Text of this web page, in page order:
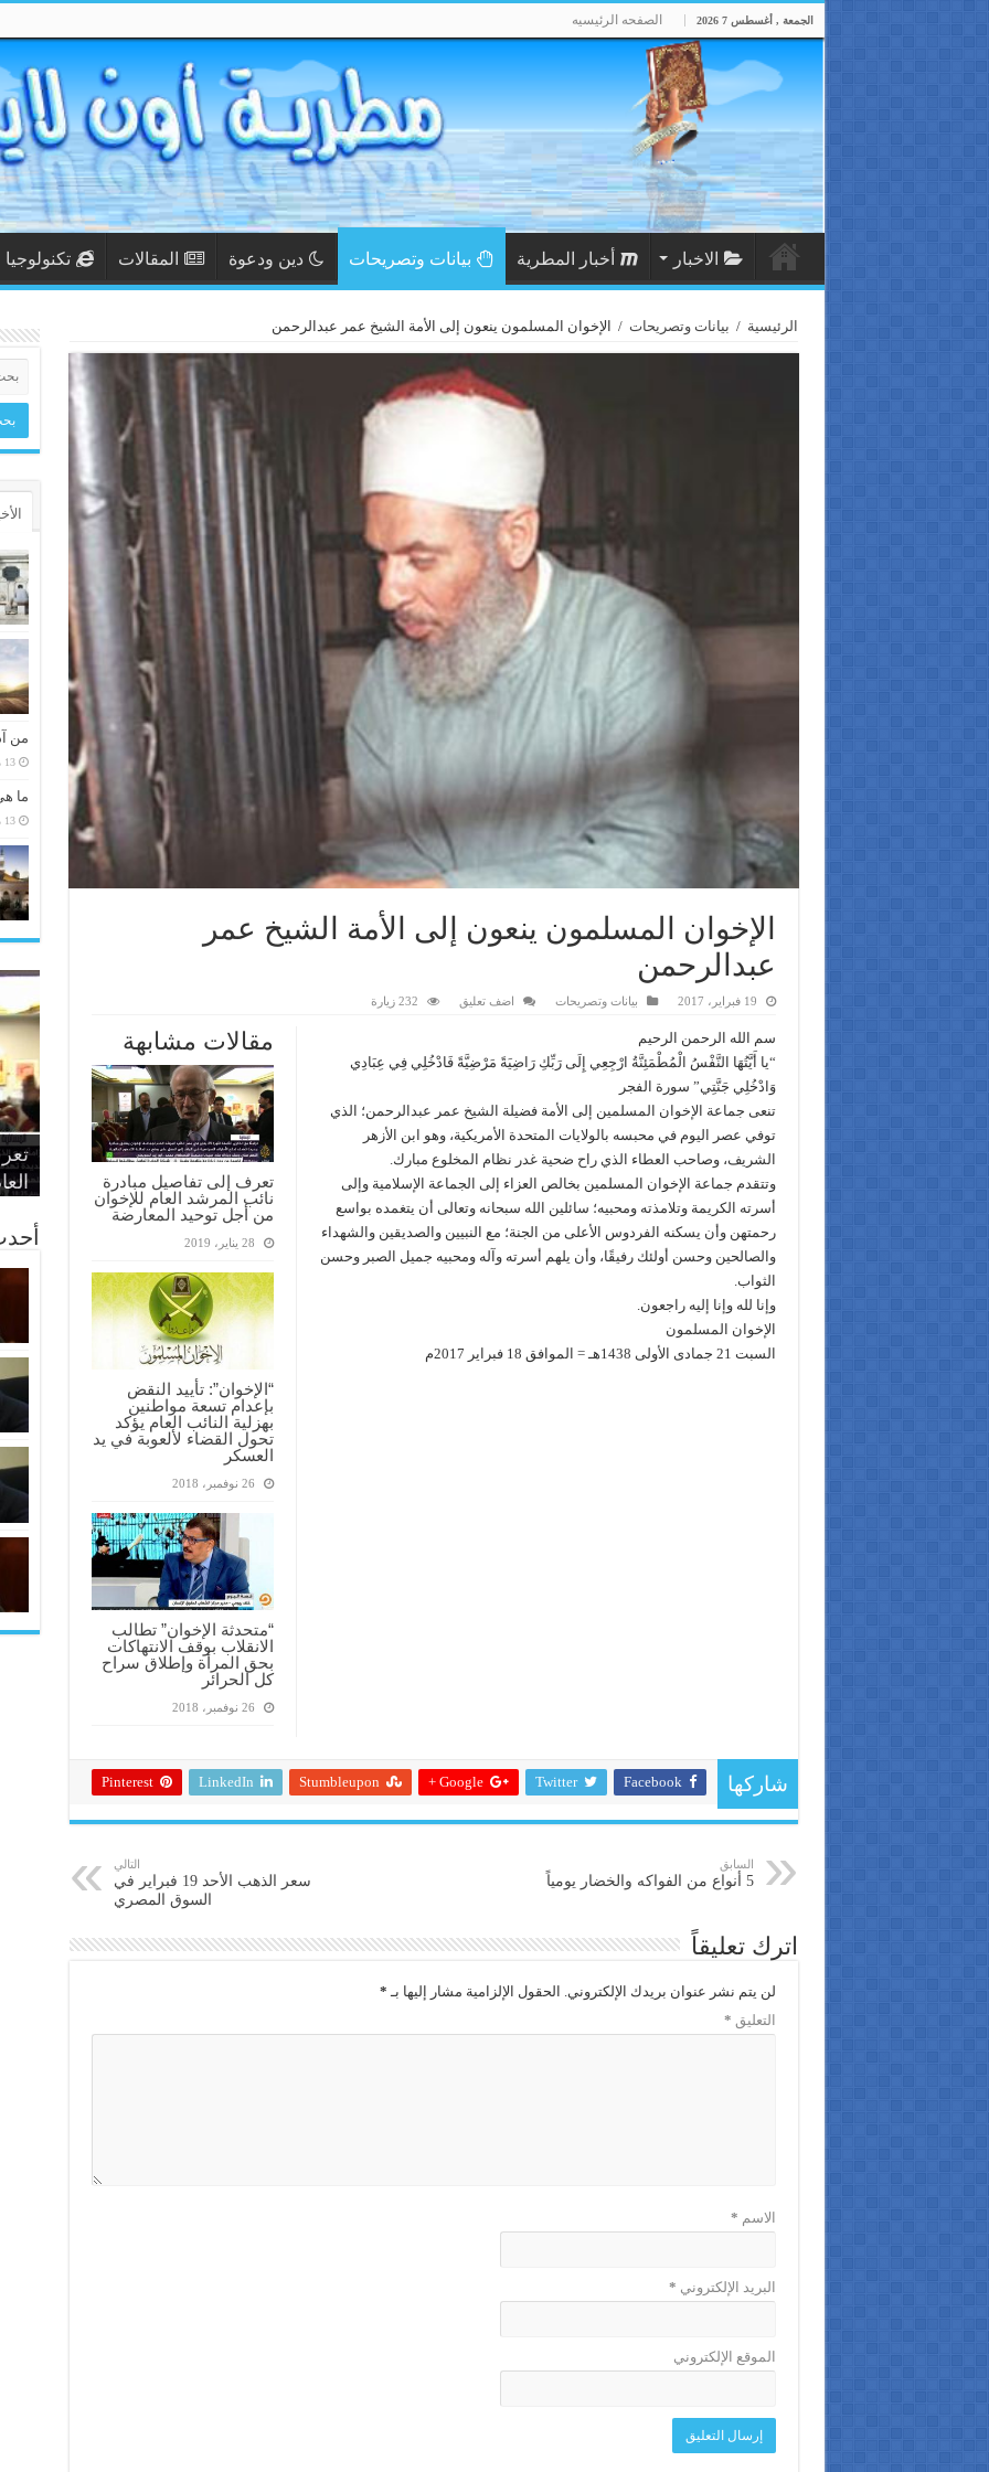
الجمعة , أغسطس 7 2026 الصفحه الرئيسيه
الاخبار أخبار المطرية بيانات وتصريحات دين ودعوة المقالات تكنولوجيا
الرئيسية / بيانات وتصريحات / الإخوان المسلمون ينعون إلى الأمة الشيخ عمر عبدالرحمن
الإخوان المسلمون ينعون إلى الأمة الشيخ عمر
عبدالرحمن
19 فبراير، 2017 بيانات وتصريحات اضف تعليق 232 زيارة
مقالات مشابهة
تعرف إلى تفاصيل مبادرة
نائب المرشد العام للإخوان
من أجل توحيد المعارضة
28 يناير، 2019
“الإخوان”: تأييد النقض
بإعدام تسعة مواطنين
بهزلية النائب العام يؤكد
تحول القضاء لألعوبة في يد
العسكر
26 نوفمبر، 2018
“متحدثة الإخوان” تطالب
الانقلاب بوقف الانتهاكات
بحق المرأة وإطلاق سراح
كل الحرائر
26 نوفمبر، 2018
سم الله الرحمن الرحيم
“يا أَيَّتُهَا النَّفْسُ الْمُطْمَئِنَّةُ ارْجِعِي إِلَى رَبِّكِ رَاضِيَةً مَرْضِيَّةً فَادْخُلِي فِي عِبَادِي
وَادْخُلِي جَنَّتِي” سورة الفجر
تنعى جماعة الإخوان المسلمين إلى الأمة فضيلة الشيخ عمر عبدالرحمن؛ الذي
توفي عصر اليوم في محبسه بالولايات المتحدة الأمريكية، وهو ابن الأزهر
الشريف، وصاحب العطاء الذي راح ضحية غدر نظام المخلوع مبارك.
وتتقدم جماعة الإخوان المسلمين بخالص العزاء إلى الجماعة الإسلامية وإلى
أسرته الكريمة وتلامذته ومحبيه؛ سائلين الله سبحانه وتعالى أن يتغمده بواسع
رحمتهن وأن يسكنه الفردوس الأعلى من الجنة؛ مع النبيين والصديقين والشهداء
والصالحين وحسن أولئك رفيقًا، وأن يلهم أسرته وآله ومحبيه جميل الصبر وحسن
الثواب.
وإنا لله وإنا إليه راجعون.
الإخوان المسلمون
السبت 21 جمادى الأولى 1438هـ = الموافق 18 فبراير 2017م
شاركها Facebook
Twitter
Google +
Stumbleupon
LinkedIn
Pinterest
السابق
5 أنواع من الفواكه والخضار يومياً
التالي
سعر الذهب الأحد 19 فبراير في
السوق المصري
اترك تعليقاً
لن يتم نشر عنوان بريدك الإلكتروني. الحقول الإلزامية مشار إليها بـ *
التعليق *
الاسم *
البريد الإلكتروني *
الموقع الإلكتروني
من
13 مارس، 2026
ما
13 مارس، 2026